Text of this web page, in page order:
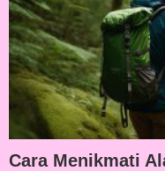
Cara Menikmati